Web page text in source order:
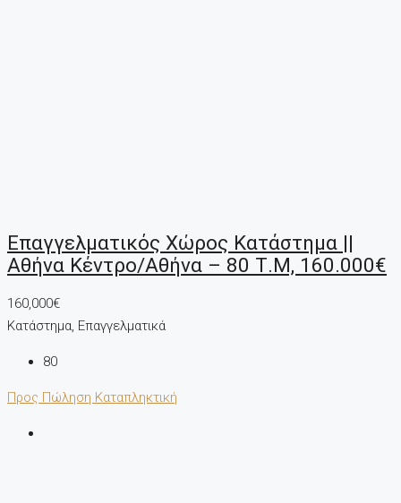
Επαγγελματικός Χώρος Κατάστημα ||
Αθήνα Κέντρο/Αθήνα – 80 Τ.μ, 160.000€
160,000€
Κατάστημα, Επαγγελματικά
80
Προς Πώληση Καταπληκτική